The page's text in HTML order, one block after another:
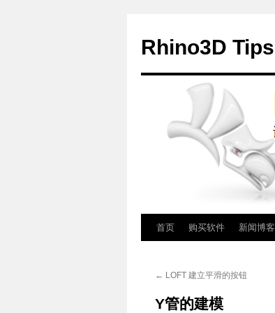
Rhino3D Tips
首页 购买软件 新闻博客
← LOFT 建立平滑的按钮
Y管的建模